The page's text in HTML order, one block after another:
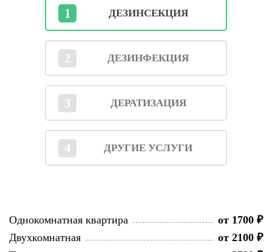
1 ДЕЗИНСЕКЦИЯ
2 ДЕЗИНФЕКЦИЯ
3 ДЕРАТИЗАЦИЯ
4 ДРУГИЕ УСЛУГИ
Однокомнатная квартира
от 1700 ₽
Двухкомнатная
от 2100 ₽